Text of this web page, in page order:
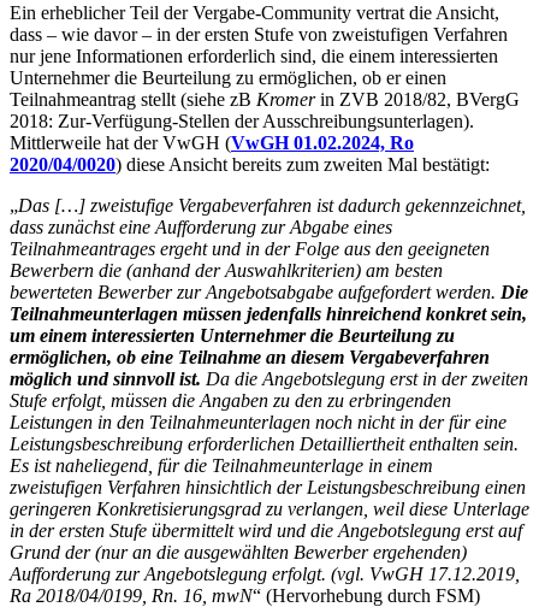
Ein erheblicher Teil der Vergabe-Community vertrat die Ansicht,
dass – wie davor – in der ersten Stufe von zweistufigen Verfahren
nur jene Informationen erforderlich sind, die einem interessierten
Unternehmer die Beurteilung zu ermöglichen, ob er einen
Teilnahmeantrag stellt (siehe zB Kromerin ZVB 2018/82, BVergG
2018: Zur-Verfügung-Stellen der Ausschreibungsunterlagen).
Mittlerweile hat der VwGH (VwGH 01.02.2024, Ro
2020/04/0020) diese Ansicht bereits zum zweiten Mal bestätigt:
„Das […] zweistufige Vergabeverfahren ist dadurch gekennzeichnet,
dass zunächst eine Aufforderung zur Abgabe eines
Teilnahmeantrages ergeht und in der Folge aus den geeigneten
Bewerbern die (anhand der Auswahlkriterien) am besten
bewerteten Bewerber zur Angebotsabgabe aufgefordert werden. Die
Teilnahmeunterlagen müssen jedenfalls hinreichend konkret sein,
um einem interessierten Unternehmer die Beurteilung zu
ermöglichen, ob eine Teilnahme an diesem Vergabeverfahren
möglich und sinnvoll ist. Da die Angebotslegung erst in der zweiten
Stufe erfolgt, müssen die Angaben zu den zu erbringenden
Leistungen in den Teilnahmeunterlagen noch nicht in der für eine
Leistungsbeschreibung erforderlichen Detailliertheit enthalten sein.
Es ist naheliegend, für die Teilnahmeunterlage in einem
zweistufigen Verfahren hinsichtlich der Leistungsbeschreibung einen
geringeren Konkretisierungsgrad zu verlangen, weil diese Unterlage
in der ersten Stufe übermittelt wird und die Angebotslegung erst auf
Grund der (nur an die ausgewählten Bewerber ergehenden)
Aufforderung zur Angebotslegung erfolgt. (vgl. VwGH 17.12.2019,
Ra 2018/04/0199, Rn. 16, mwN“ (Hervorhebung durch FSM)